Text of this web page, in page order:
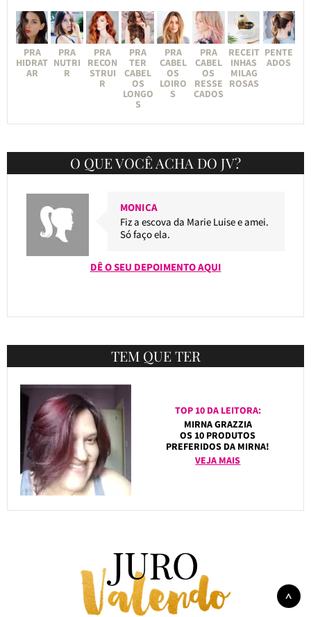
PRA
HIDRAT
AR
PRA
NUTRI
R
PRA
RECON
STRUI
R
PRA
TER
CABEL
OS
LONGO
S
PRA
CABEL
OS
LOIRO
S
PRA
CABEL
OS
RESSE
CADOS
RECEIT
INHAS
MILAG
ROSAS
PENTE
ADOS
O QUE VOCÊ ACHA DO JV?
MONICA
Fiz a escova da Marie Luise e amei.
Só faço ela.
DÊ O SEU DEPOIMENTO AQUI
TEM QUE TER
TOP 10 DA LEITORA:
MIRNA GRAZZIA
OS 10 PRODUTOS
PREFERIDOS DA MIRNA!
VEJA MAIS